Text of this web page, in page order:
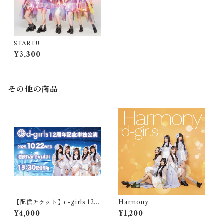
START!!
¥3,300
その他の商品
【配信チケット】d-girls 12周
年記念単独公演配信（2025年
10月22日開催）
¥4,000
Harmony
¥1,200